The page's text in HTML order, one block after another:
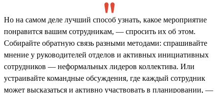
Но на самом деле лучший способ узнать, какое мероприятие
понравится вашим сотрудникам, — спросить их об этом.
Собирайте обратную связь разными методами: спрашивайте
мнение у руководителей отделов и активных инициативных
сотрудников — неформальных лидеров коллектива. Или
устраивайте командные обсуждения, где каждый сотрудник
может высказаться и активно участвовать в планировании, —